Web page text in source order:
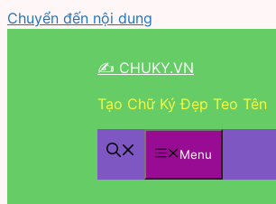
Chuyển đến nội dung
✍ CHUKY.VN
Tạo Chữ Ký Đẹp Teo Tên
Menu